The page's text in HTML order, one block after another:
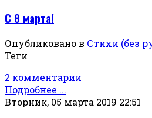
С 8 марта!
Опубликовано в Стихи (без
Теги
2 комментарии
Подробнее ...
Вторник, 05 марта 2019 22:51